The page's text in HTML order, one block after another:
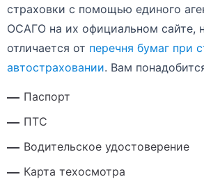
страховки с помощью единого
ОСАГО на их официальном сайте,
отличается от перечня бумаг при
автостраховании. Вам
Паспорт
ПТС
Водительское удостоверение
Карта техосмотра